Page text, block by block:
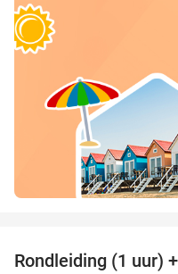
Rondleiding (1 uur)